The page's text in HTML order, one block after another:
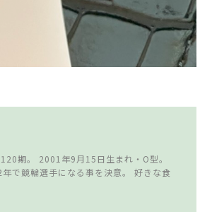
期。 2001年9月15日生まれ・O型。
で競輪選手になる事を決意。 好きな食